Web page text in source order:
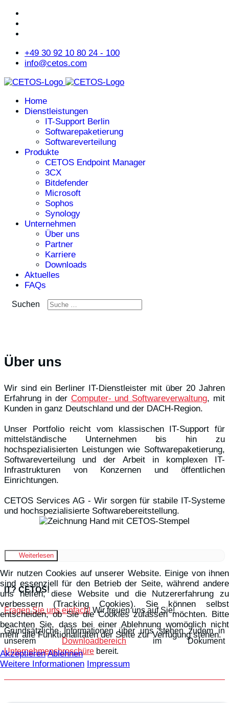
+49 30 92 10 80 24 - 100
info@cetos.com
Home
Dienstleistungen
IT-Support Berlin
Softwarepaketierung
Softwareverteilung
Produkte
CETOS Endpoint Manager
3CX
Bitdefender
Microsoft
Sophos
Synology
Unternehmen
Über uns
Partner
Karriere
Downloads
Aktuelles
FAQs
Suchen
Über uns
Wir sind ein Berliner IT-Dienstleister mit über 20 Jahren
Erfahrung in der Computer- und Softwareverwaltung, mit
Kunden in ganz Deutschland und der DACH-Region.
Unser Portfolio reicht vom klassischen IT-Support für
mittelständische Unternehmen bis hin zu
hochspezialisierten Leistungen wie Softwarepaketierung,
Softwareverteilung und der Arbeit in komplexen IT-
Infrastrukturen von Konzernen und öffentlichen
Einrichtungen.
CETOS Services AG - Wir sorgen für stabile IT-Systeme
und hochspezialisierte Softwarebereitstellung.
Weiterlesen
IT? CETOS!
Fragen Sie uns einfach! Wir freuen uns auf Sie!
Grundsätzliche Informationen über uns stehen zudem in
unserem Downloadbereich im Dokument
Unternehmensbroschüre bereit.
Wir nutzen Cookies auf unserer Website. Einige von ihnen
sind essenziell für den Betrieb der Seite, während andere
uns helfen, diese Website und die Nutzererfahrung zu
verbessern (Tracking Cookies). Sie können selbst
entscheiden, ob Sie die Cookies zulassen möchten. Bitte
beachten Sie, dass bei einer Ablehnung womöglich nicht
mehr alle Funktionalitäten der Seite zur Verfügung stehen.
Akzeptieren Ablehnen
Weitere Informationen Impressum